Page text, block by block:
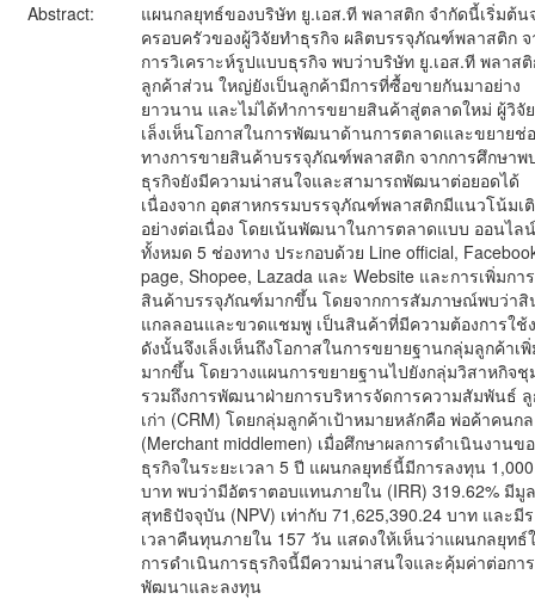
Abstract:
แผนกลยุทธ์ของบริษัท ยู.เอส.ที พลาสติก จำกัดนี้เริ่มต้น
ครอบครัวของผู้วิจัยทำธุรกิจ ผลิตบรรจุภัณฑ์พลาสติก จ
การวิเคราะห์รูปแบบธุรกิจ พบว่าบริษัท ยู.เอส.ที พลาส
ลูกค้าส่วน ใหญ่ยังเป็นลูกค้ามีการที่ซื้อขายกันมาอย่าง
ยาวนาน และไม่ได้ทำการขยายสินค้าสู่ตลาดใหม่ ผู้วิจั
เล็งเห็นโอกาสในการพัฒนาด้านการตลาดและขยายช่
ทางการขายสินค้าบรรจุภัณฑ์พลาสติก จากการศึกษาพ
ธุรกิจยังมีความน่าสนใจและสามารถพัฒนาต่อยอดได้
เนื่องจาก อุตสาหกรรมบรรจุภัณฑ์พลาสติกมีแนวโน้มเ
อย่างต่อเนื่อง โดยเน้นพัฒนาในการตลาดแบบ ออนไลน์
ทั้งหมด 5 ช่องทาง ประกอบด้วย Line official,
page, Shopee, Lazada และ Website และการเพิ่มกา
สินค้าบรรจุภัณฑ์มากขึ้น โดยจากการสัมภาษณ์พบว่าสิ
แกลลอนและขวดแชมพู เป็นสินค้าที่มีความต้องการใช้
ดังนั้นจึงเล็งเห็นถึงโอกาสในการขยายฐานกลุ่มลูกค้าเ
มากขึ้น โดยวางแผนการขยายฐานไปยังกลุ่มวิสาหกิจ
รวมถึงการพัฒนาฝ่ายการบริหารจัดการความสัมพันธ์
เก่า (CRM) โดยกลุ่มลูกค้าเป้าหมายหลักคือ พ่อค้าคนก
(Merchant middlemen) เมื่อศึกษาผลการดำเนินงานข
ธุรกิจในระยะเวลา 5 ปี แผนกลยุทธ์นี้มีการลงทุน
บาท พบว่ามีอัตราตอบแทนภายใน (IRR) 319.62% มีมู
สุทธิปัจจุบัน (NPV) เท่ากับ 71,625,390.24 บาท และมี
เวลาคืนทุนภายใน 157 วัน แสดงให้เห็นว่าแผนกลยุทธ์
การดำเนินการธุรกิจนี้มีความน่าสนใจและคุ้มค่าต่อการ
พัฒนาและลงทุน